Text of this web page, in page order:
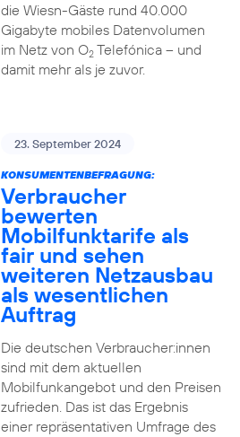
die Wiesn-Gäste rund 40.000
Gigabyte mobiles Datenvolumen
im Netz von O2Telefónica – und
damit mehr als je zuvor.
23. September 2024
KONSUMENTENBEFRAGUNG:
Verbraucher
bewerten
Mobilfunktarife als
fair und sehen
weiteren Netzausbau
als wesentlichen
Auftrag
Die deutschen Verbraucher:innen
sind mit dem aktuellen
Mobilfunkangebot und den Preisen
zufrieden. Das ist das Ergebnis
einer repräsentativen Umfrage des